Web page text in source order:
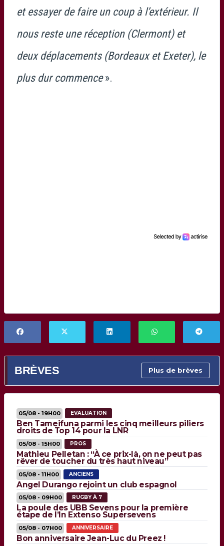
et essayer de faire un coup à l’extérieur. Il
nous reste une réception (Clermont) et
deux déplacements (Bordeaux et Exeter), le
plus dur commence».
BRÈVES Plus de brèves
05/08 - 19H00 EVALUATION
Ben Tameifuna parmi les cinq meilleurs piliers
droits de Top 14 pour la LNR
05/08 - 15H00 PROS
Mathieu Pelletan : “À ce prix-là, on ne peut pas
rêver de toucher du très haut niveau”
05/08 - 11H00 ANCIENS
Angel Durango rejoint un club espagnol
05/08 - 09H00 RUGBY À 7
La poule des UBB Sevens pour la première
étape de l’In Extenso Supersevens
05/08 - 07H00 ANNIVERSAIRE
Bon anniversaire Jean-Luc du Preez !